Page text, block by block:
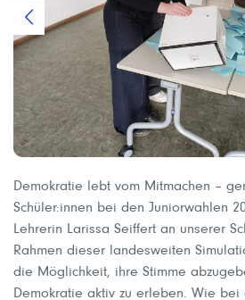
Demokratie lebt vom Mitmachen –
Schüler:innen bei den Juniorwahlen
Lehrerin Larissa Seiffert an unserer
Rahmen dieser landesweiten
die Möglichkeit, ihre Stimme
Demokratie aktiv zu erleben. Wie